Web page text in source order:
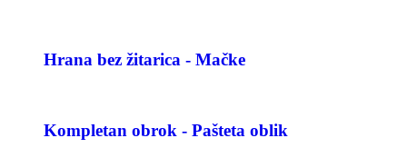
Hrana bez žitarica - Mačke
Kompletan obrok - Pašteta oblik